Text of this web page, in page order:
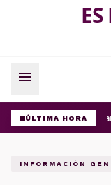
menu
ÚLTIMA HORA
INFORMACIÓN